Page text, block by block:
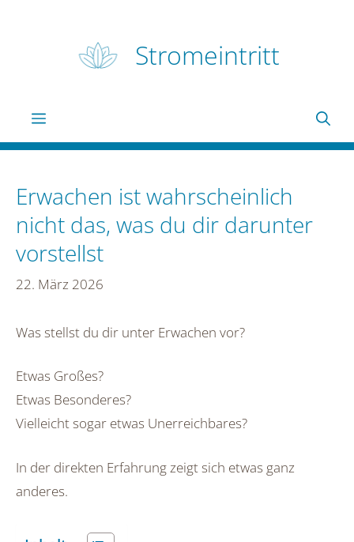
Stromeintritt
Menü
Erwachen ist wahrscheinlich
nicht das, was du dir darunter
vorstellst
22. März 2026
Was stellst du dir unter Erwachen vor?
Etwas Großes?
Etwas Besonderes?
Vielleicht sogar etwas Unerreichbares?
In der direkten Erfahrung zeigt sich etwas ganz
anderes.